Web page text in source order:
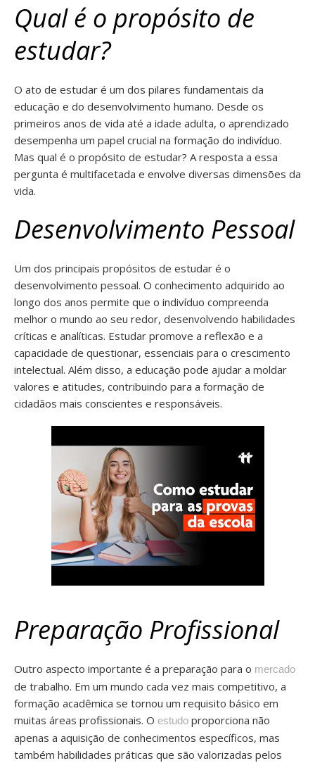
Qual é o propósito de
estudar?
O ato de estudar é um dos pilares fundamentais da
educação e do desenvolvimento humano. Desde os
primeiros anos de vida até a idade adulta, o aprendizado
desempenha um papel crucial na formação do indivíduo.
Mas qual é o propósito de estudar? A resposta a essa
pergunta é multifacetada e envolve diversas dimensões da
vida.
Desenvolvimento Pessoal
Um dos principais propósitos de estudar é o
desenvolvimento pessoal. O conhecimento adquirido ao
longo dos anos permite que o indivíduo compreenda
melhor o mundo ao seu redor, desenvolvendo habilidades
críticas e analíticas. Estudar promove a reflexão e a
capacidade de questionar, essenciais para o crescimento
intelectual. Além disso, a educação pode ajudar a moldar
valores e atitudes, contribuindo para a formação de
cidadãos mais conscientes e responsáveis.
Preparação Profissional
Outro aspecto importante é a preparação para o mercado
de trabalho. Em um mundo cada vez mais competitivo, a
formação acadêmica se tornou um requisito básico em
muitas áreas profissionais. O estudo proporciona não
apenas a aquisição de conhecimentos específicos, mas
também habilidades práticas que são valorizadas pelos